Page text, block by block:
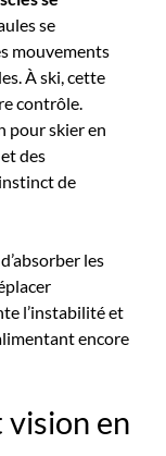
se
mouvements
À ski, cette
contrôle.
pour skier en
des
de
les
l’instabilité et
encore
en